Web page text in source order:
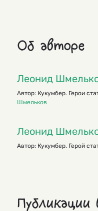
Об авторе
Леонид
Автор: Кукумбер. Герои
Шмельков
Леонид
Автор: Кукумбер. Герой
Публикации